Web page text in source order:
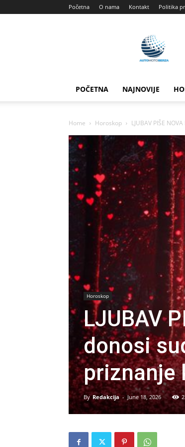
Početna O nama Kontakt Politika
POČETNA NAJNOVIJE
Home Horoskop LJUBAV PIŠE
Horoskop
LJUBAV
donosi
priznanje
By Redakcija - June 18, 2026